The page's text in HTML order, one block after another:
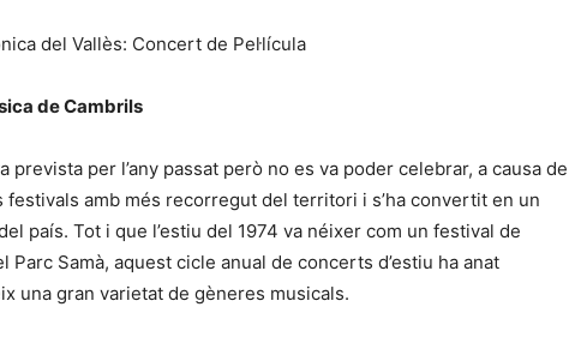
del Vallès: Concert de Pel·lícula
de Cambrils
prevista per l’any passat però no es va poder celebrar, a causa de
festivals amb més recorregut del territori i s’ha convertit en un
país. Tot i que l’estiu del 1974 va néixer com un festival de
Parc Samà, aquest cicle anual de concerts d’estiu ha anat
una gran varietat de gèneres musicals.